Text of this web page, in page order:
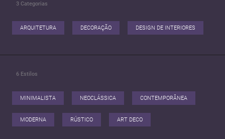
@meroarquitetura
3 Categorias
ARQUITETURA DECORAÇÃO DESIGN DE INTERIORES
6 Estilos
MINIMALISTA NEOCLÁSSICA CONTEMPORÂNEA
MODERNA RÚSTICO ART DECO